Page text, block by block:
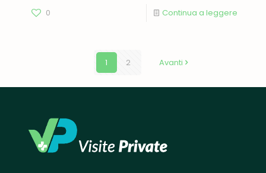
0 Continua a leggere
1 2 Avanti